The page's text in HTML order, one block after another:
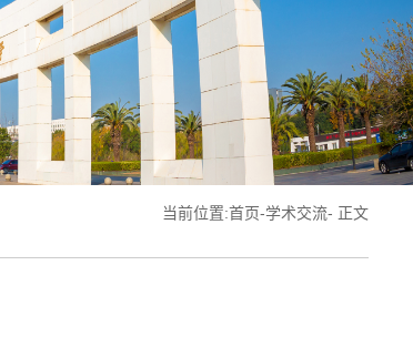
当前位置:首页-学术交流- 正文